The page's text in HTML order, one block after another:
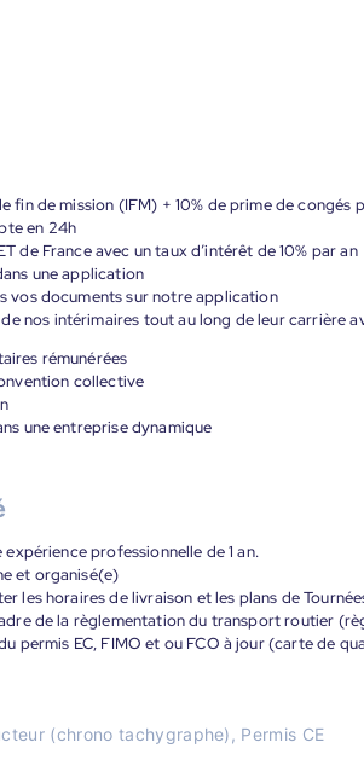
fin de mission (IFM) + 10% de prime de
en 24h
de France avec un taux d’intérêt de 10% par an
une application
vos documents sur notre application
nos intérimaires tout au long de leur carrière
rémunérées
collective
une entreprise dynamique
expérience professionnelle de 1 an.
et organisé(e)
les horaires de livraison et les plans de
de la règlementation du transport routier
permis EC, FIMO et ou FCO à jour (carte de
(chrono tachygraphe), Permis CE